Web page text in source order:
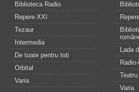
Biblioteca Radio
Repere XXI
Tezaur
Intermedia
De toate pentru toti
Orbital
Varia
Lada
Varia